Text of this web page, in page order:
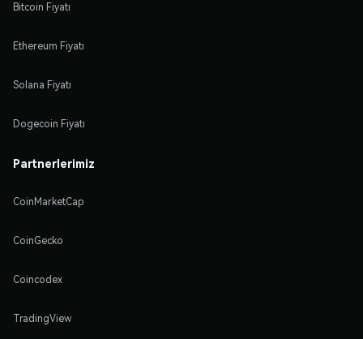
Bitcoin Fiyatı
Ethereum Fiyatı
Solana Fiyatı
Dogecoin Fiyatı
Partnerlerimiz
CoinMarketCap
CoinGecko
Coincodex
TradingView